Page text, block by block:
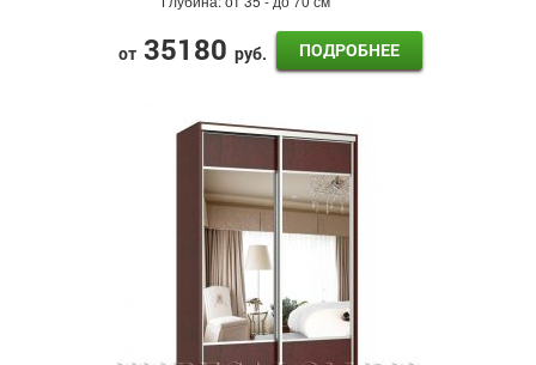
от 35180 руб. ПОДРОБНЕЕ